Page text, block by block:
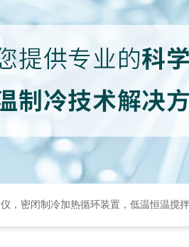
加热循环装置，低温恒温搅拌反应浴，循环冷却器，恒温循